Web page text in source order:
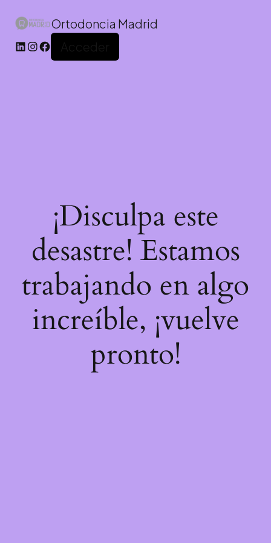
Ortodoncia Madrid
¡Disculpa este
desastre! Estamos
trabajando en algo
increíble, ¡vuelve
pronto!